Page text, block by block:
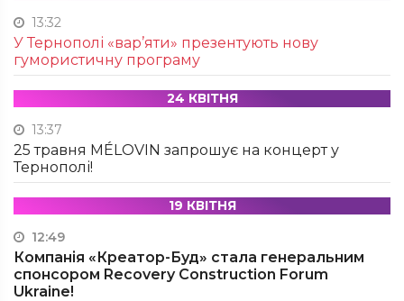
13:32
У Тернополі «вар’яти» презентують нову
гумористичну програму
24 КВІТНЯ
13:37
25 травня MÉLOVIN запрошує на концерт у
Тернополі!
19 КВІТНЯ
12:49
Компанія «Креатор-Буд» стала генеральним
спонсором Recovery Construction Forum
Ukraine!